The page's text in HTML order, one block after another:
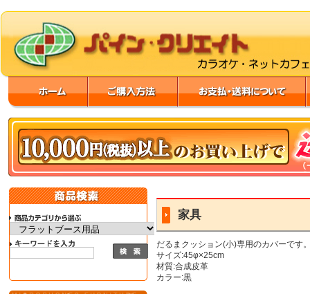
家具
だるまクッション(小)専用のカバーです
サイズ:45φ×25cm
材質:合成皮革
カラー:黒